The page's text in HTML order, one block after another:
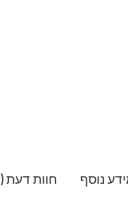
נוסף חוות דעת (0)